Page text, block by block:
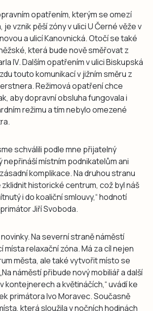
opatřením, kterým se omezí
vznik pěší zóny v ulici U Černé věže v
a ulicí Kanovnická. Otočí se také
která bude nově směřovat z
IV. Dalším opatřením v ulici Biskupská
touto komunikací v jižním směru z
Režimová opatření chce
aby dopravní obsluha fungovala i
režimu a tím nebylo omezené
schválili podle mne přijatelný
místním podnikatelům ani
komplikace. Na druhou stranu
zklidnit historické centrum, což byl náš
i do koaliční smlouvy,“ hodnotí
Jiří Svoboda.
Na severní straně náměstí
místa relaxační zóna. Má za cíl nejen
města, ale také vytvořit místo se
náměstí přibude nový mobiliář a další
kontejnerech a květináčích,“ uvádí ke
primátora Ivo Moravec. Současně
která sloužila v nočních hodinách